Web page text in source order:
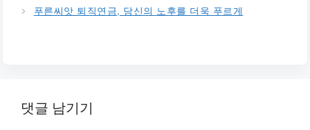
푸른씨앗 퇴직연금, 당신의 노후를 더욱 푸르게
댓글 남기기